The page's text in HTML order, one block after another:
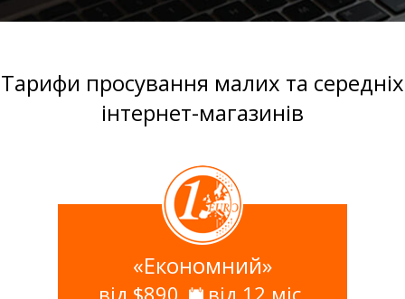
Тарифи просування малих та середніх
інтернет-магазинів
«Економний»
від $890 від 12 міс.